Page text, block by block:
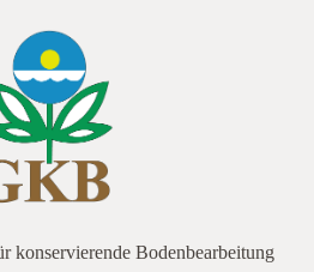
konservierende Bodenbearbeitung